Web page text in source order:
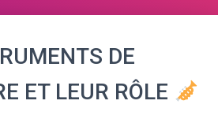
V
I
DE
ET LEUR RÔLE